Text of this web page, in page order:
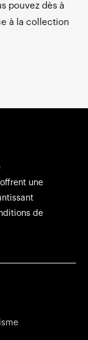
pouvez dès à
à la collection
une
de